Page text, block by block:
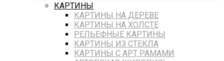
КАРТИНЫ
КАРТИНЫ НА ДЕРЕВЕ
КАРТИНЫ НА ХОЛСТЕ
РЕЛЬЕФНЫЕ КАРТИНЫ
КАРТИНЫ ИЗ СТЕКЛА
КАРТИНЫ С АРТ РАМАМИ